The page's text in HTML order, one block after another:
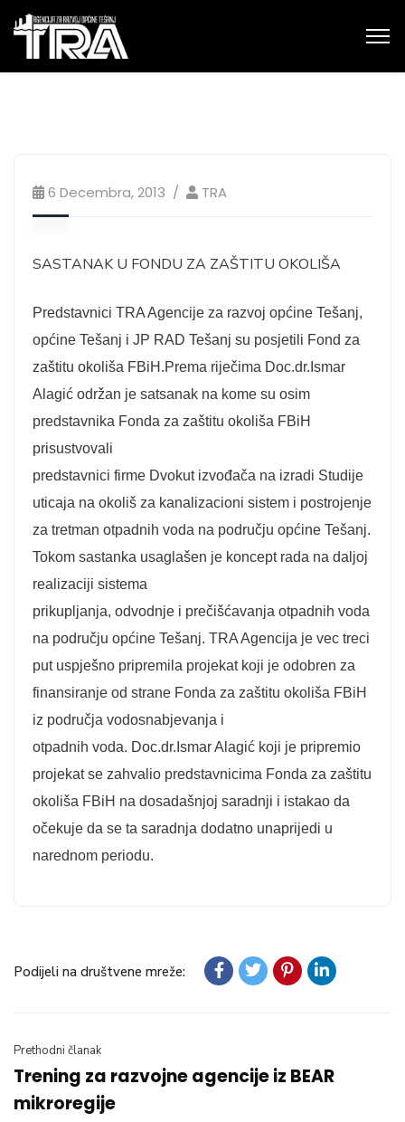
6 Decembra, 2013 TRA
SASTANAK U FONDU ZA ZAŠTITU OKOLIŠA
Predstavnici TRA Agencije za razvoj općine Tešanj,
općine Tešanj i JP RAD Tešanj su posjetili Fond za
zaštitu okoliša FBiH.Prema riječima Doc.dr.Ismar
Alagić održan je satsanak na kome su osim
predstavnika Fonda za zaštitu okoliša FBiH
prisustvovali
predstavnici firme Dvokut izvođača na izradi Studije
uticaja na okoliš za kanalizacioni sistem i postrojenje
za tretman otpadnih voda na području općine Tešanj.
Tokom sastanka usaglašen je koncept rada na daljoj
realizaciji sistema
prikupljanja, odvodnje i prečišćavanja otpadnih voda
na području općine Tešanj. TRA Agencija je vec treci
put uspješno pripremila projekat koji je odobren za
finansiranje od strane Fonda za zaštitu okoliša FBiH
iz područja vodosnabjevanja i
otpadnih voda. Doc.dr.Ismar Alagić koji je pripremio
projekat se zahvalio predstavnicima Fonda za zaštitu
okoliša FBiH na dosadašnjoj saradnji i istakao da
očekuje da se ta saradnja dodatno unaprijedi u
narednom periodu.
Podijeli na društvene mreže:
Prethodni članak
Trening za razvojne agencije iz BEAR
mikroregije